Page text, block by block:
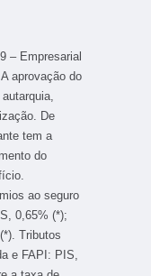
– Empresarial
aprovação do
De
tem a
do
ao seguro
0,65% (*);
Tributos
e FAPI: PIS,